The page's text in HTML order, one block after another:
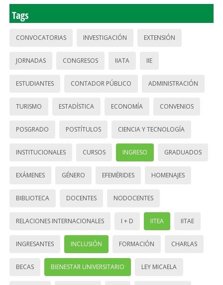
Tags
CONVOCATORIAS INVESTIGACIÓN EXTENSIÓN
JORNADAS CONGRESOS IIATA IIE
ESTUDIANTES CONTADOR PÚBLICO ADMINISTRACIÓN
TURISMO ESTADÍSTICA ECONOMÍA CONVENIOS
POSGRADO POSTÍTULOS CIENCIA Y TECNOLOGÍA
INSTITUCIONALES CURSOS INGRESO GRADUADOS
EXÁMENES GÉNERO EFEMÉRIDES HOMENAJES
BIBLIOTECA DOCENTES NODOCENTES
RELACIONES INTERNACIONALES I + D IITEA IITAE
INGRESANTES INCLUSIÓN FORMACIÓN CHARLAS
BECAS BIENESTAR UNIVERSITARIO LEY MICAELA